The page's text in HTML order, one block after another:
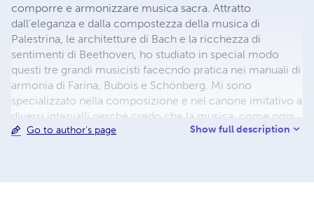
comporre e armonizzare musica sacra. Attratto
dall'eleganza e dalla compostezza della musica di
Palestrina, le architetture di Bach e la ricchezza di
sentimenti di Beethoven, ho studiato in special modo
questi tre grandi musicisti facecndo pratica nei manuali di
armonia di Farina, Bubois e Schönberg. Mi sono
specializzato nella composizione e nel canone imitativo a
diversi intervalli perché credo che la musica, come ogni
arte, dovrebbe comunicare la bellezza, partendo da
Go to author's page Show full description